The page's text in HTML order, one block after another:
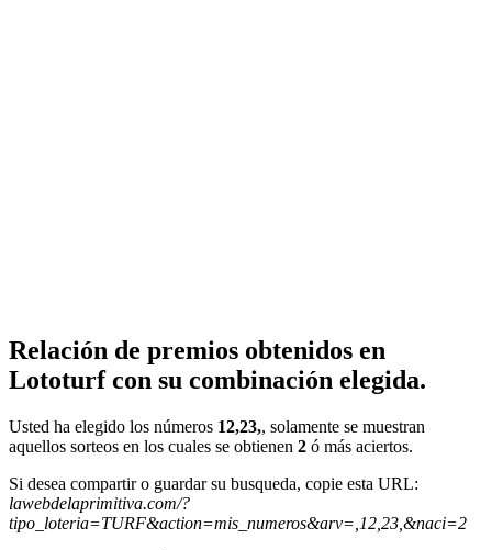
Relación de premios obtenidos en
Lototurf con su combinación elegida.
Usted ha elegido los números 12,23,, solamente se muestran
aquellos sorteos en los cuales se obtienen 2 ó más aciertos.
Si desea compartir o guardar su busqueda, copie esta URL:
lawebdelaprimitiva.com/?
tipo_loteria=TURF&action=mis_numeros&arv=,12,23,&naci=2